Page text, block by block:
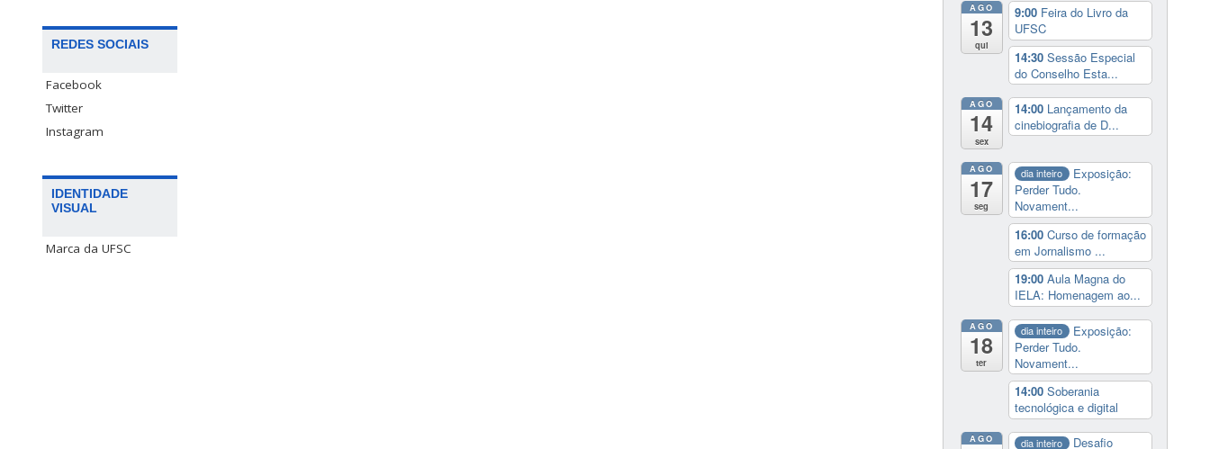
REDES SOCIAIS
Facebook
Twitter
Instagram
IDENTIDADE
VISUAL
Marca da UFSC
AGO
13
qui
9:00 Feira do Livro da
UFSC
14:30 Sessão Especial
do Conselho Esta...
AGO
14
sex
14:00 Lançamento da
cinebiografia de D...
AGO
17
seg
dia inteiro
Exposição:
Perder Tudo.
Novament...
16:00 Curso de formação
em Jornalismo ...
19:00 Aula Magna do
IELA: Homenagem ao...
AGO
18
ter
dia inteiro
Exposição:
Perder Tudo.
Novament...
14:00 Soberania
tecnológica e digital
AGO dia inteiro
Desafio